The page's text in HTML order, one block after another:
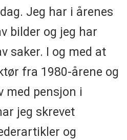
Jeg har i årenes
bilder og jeg har
saker. I og med at
fra 1980-årene og
med pensjon i
jeg skrevet
og